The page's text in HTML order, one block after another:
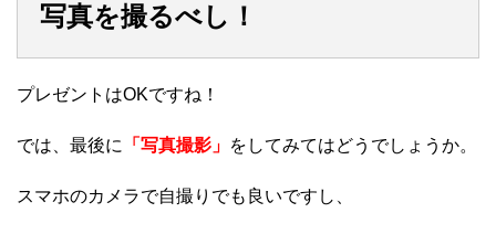
写真を撮るべし！
プレゼントはOKですね！
では、最後に 「写真撮影」 をしてみてはどうでしょうか。
スマホのカメラで自撮りでも良いですし、